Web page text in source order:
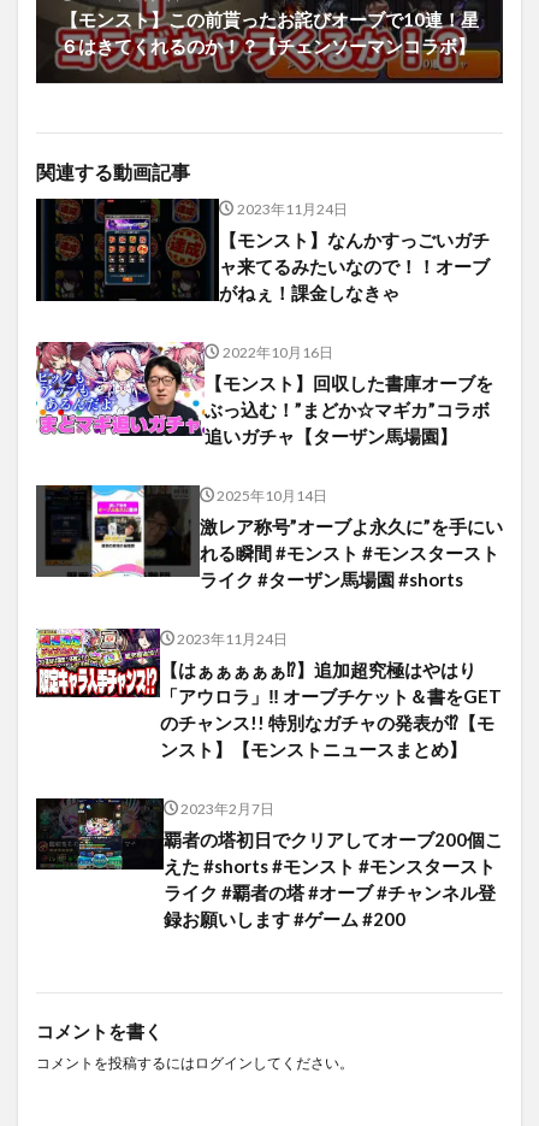
【モンスト】この前貰ったお詫びオーブで10連！星
６はきてくれるのか！？【チェンソーマンコラボ】
関連する動画記事
2023年11月24日
【モンスト】なんかすっごいガチ
ャ来てるみたいなので！！オーブ
がねぇ！課金しなきゃ
2022年10月16日
【モンスト】回収した書庫オーブを
ぶっ込む！”まどか☆マギカ”コラボ
追いガチャ【ターザン馬場園】
2025年10月14日
激レア称号”オーブよ永久に”を手にい
れる瞬間 #モンスト #モンスタースト
ライク #ターザン馬場園 #shorts
2023年11月24日
【はぁぁぁぁぁ⁉】追加超究極はやはり
「アウロラ」‼︎ オーブチケット＆書をGET
のチャンス!! 特別なガチャの発表が⁉【モ
ンスト】【モンストニュースまとめ】
2023年2月7日
覇者の塔初日でクリアしてオーブ200個こ
えた #shorts #モンスト #モンスタースト
ライク #覇者の塔 #オーブ #チャンネル登
録お願いします #ゲーム #200
コメントを書く
コメントを投稿するには ログイン してください。